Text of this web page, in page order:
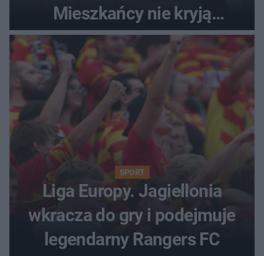
Mieszkańcy nie kryją
oburzenia!
SPORT
Liga Europy. Jagiellonia
wkracza do gry i podejmuje
legendarny Rangers FC